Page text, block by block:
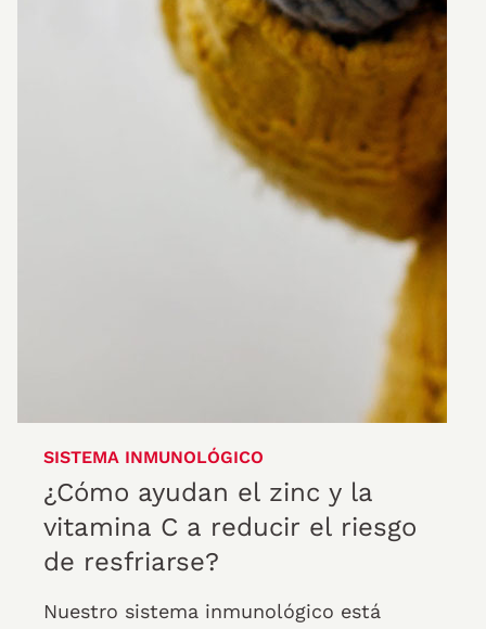
SISTEMA INMUNOLÓGICO
¿Cómo ayudan el zinc y la
vitamina C a reducir el riesgo
de resfriarse?
Nuestro sistema inmunológico está